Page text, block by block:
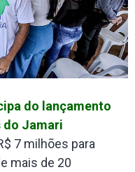
do lançamento
do Jamari
7 milhões para
mais de 20